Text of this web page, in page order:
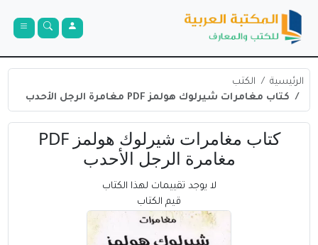
الرئيسية
الكتب
كتاب مغامرات شيرلوك هولمز PDF مغامرة الرجل الأحدب
كتاب مغامرات شيرلوك هولمز PDF
مغامرة الرجل الأحدب
لا يوجد تقييمات لهذا الكتاب
قيم الكتاب